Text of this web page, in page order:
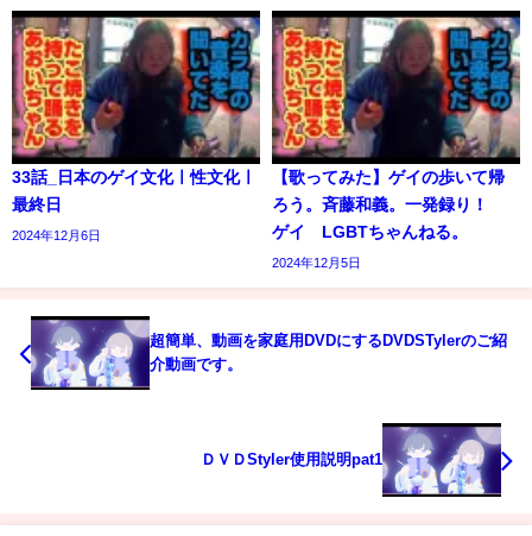
33話_日本のゲイ文化ㅣ性文化ㅣ
最終日
2024年12月6日
【歌ってみた】ゲイの歩いて帰
ろう。斉藤和義。一発録り！
ゲイ LGBTちゃんねる。
2024年12月5日
超簡単、動画を家庭用DVDにするDVDSTylerのご紹
介動画です。
ＤＶＤStyler使用説明pat1